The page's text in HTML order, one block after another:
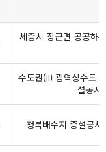
세종시 장군면 공공하
수도권(II) 광역상수도
설공사
청북배수지 증설공